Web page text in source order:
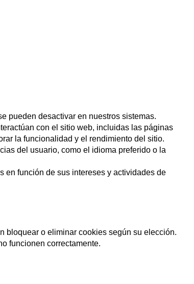
pueden desactivar en nuestros sistemas.
con el sitio web, incluidas las páginas
la funcionalidad y el rendimiento del sitio.
del usuario, como el idioma preferido o la
en función de sus intereses y actividades de
bloquear o eliminar cookies según su elección.
funcionen correctamente.